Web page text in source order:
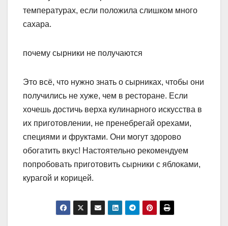
температурах, если положила слишком много
сахара.
почему сырники не получаются
Это всё, что нужно знать о сырниках, чтобы они
получились не хуже, чем в ресторане. Если
хочешь достичь верха кулинарного искусства в
их приготовлении, не пренебрегай орехами,
специями и фруктами. Они могут здорово
обогатить вкус! Настоятельно рекомендуем
попробовать приготовить сырники с яблоками,
курагой и корицей.